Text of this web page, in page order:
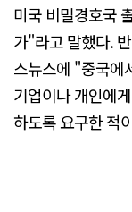
미국 비밀경호국
가"라고 말했다.
스뉴스에 "중국에
기업이나 개인에
하도록 요구한 적